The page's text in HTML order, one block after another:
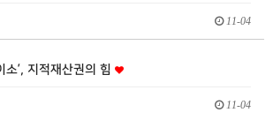
11-04
소’, 지적재산권의 힘
11-04